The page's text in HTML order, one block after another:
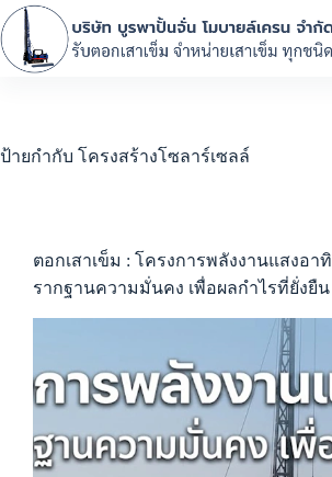
ป้ายกำกับ โครงสร้างโซลาร์เซลล์
ตอกเสาเข็ม : โครงการพลังงานแสงอา
รากฐานความมั่นคง เพื่อผลกำไรที่ยั่งยืน